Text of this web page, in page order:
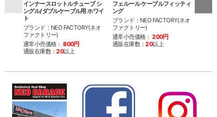
インナースロットルチューブ シ
ングル/ダブルケーブル用 ホワイ
ト
ブランド：NEO FACTORY(ネオ
ファクトリー)
通常小売価格： 800円
通販在庫数：20以上
フェルール ケーブルフィッティ
ング
ブランド：NEO FACTORY(ネオ
ファクトリー)
通常小売価格： 200円
通販在庫数：20以上